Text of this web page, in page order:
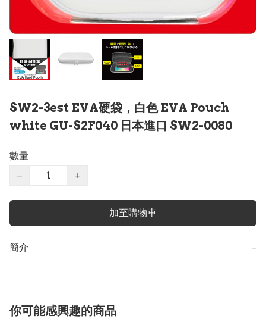
SW2-3est EVA硬袋，白色 EVA Pouch
white GU-S2F040 日本進口 SW2-0080
數量
−
+
加至購物車
簡介 −
你可能感興趣的商品